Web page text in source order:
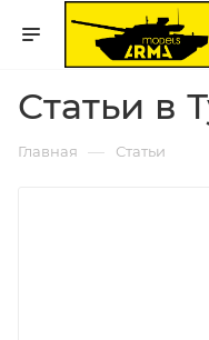
Статьи в
Главная — Статьи